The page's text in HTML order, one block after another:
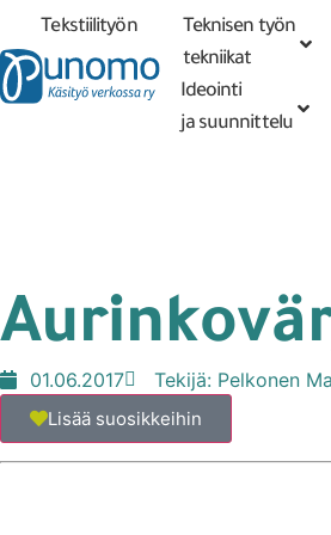
Tekstiilityön
tekniikat
Teknisen työn
tekniikat
Ideointi
ja suunnittelu
01.06.2017 Tekijä: Pelkonen
Lisää suosikkeihin